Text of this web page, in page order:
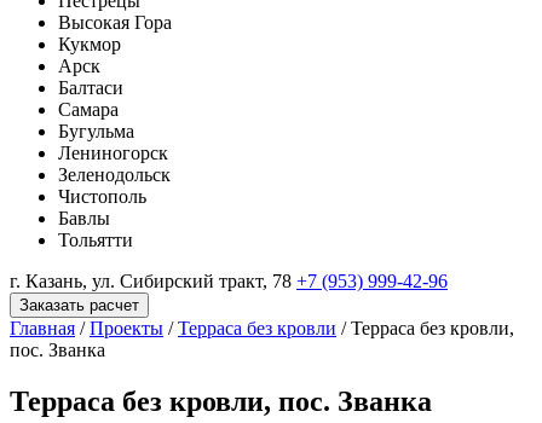
Высокая Гора
Кукмор
Арск
Балтаси
Самара
Бугульма
Лениногорск
Зеленодольск
Чистополь
Бавлы
Тольятти
г. Казань, ул. Сибирский тракт, 78 +7 (953) 999-42-96
Заказать расчет
Главная / Проекты / Терраса без кровли /Терраса без кровли,
пос. Званка
Терраса без кровли, пос. Званка